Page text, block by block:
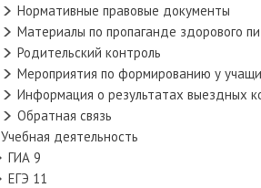
Нормативные правовые документы
Материалы по пропаганде здорового
Родительский контроль
Мероприятия по формированию у
Информация о результатах выездных
Обратная связь
Учебная деятельность
ГИА 9
ЕГЭ 11